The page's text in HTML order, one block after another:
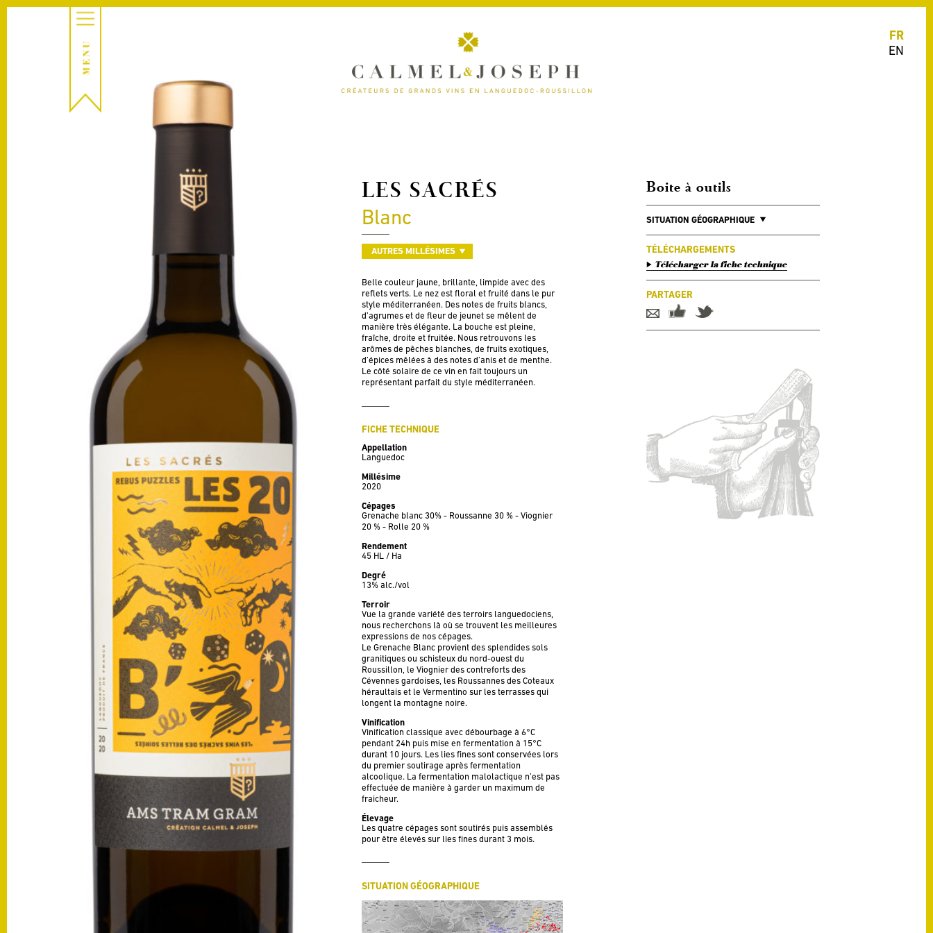
FR
EN
LES SACRÉS
Blanc
AUTRES MILLÉSIMES
Belle couleur jaune, brillante, limpide avec des
reflets verts. Le nez est floral et fruité dans le pur
style méditerranéen. Des notes de fruits blancs,
d’agrumes et de fleur de jeunet se mêlent de
manière très élégante. La bouche est pleine,
fraîche, droite et fruitée. Nous retrouvons les
arômes de pêches blanches, de fruits exotiques,
d’épices mêlées à des notes d’anis et de menthe.
Le côté solaire de ce vin en fait toujours un
représentant parfait du style méditerranéen.
FICHE TECHNIQUE
Appellation
Languedoc
Millésime
2020
Cépages
Grenache blanc 30% - Roussanne 30 % - Viognier
20 % - Rolle 20 %
Rendement
45 HL / Ha
Degré
13% alc./vol
Terroir
Vue la grande variété des terroirs languedociens,
nous recherchons là où se trouvent les meilleures
expressions de nos cépages.
Le Grenache Blanc provient des splendides sols
granitiques ou schisteux du nord-ouest du
Roussillon, le Viognier des contreforts des
Cévennes gardoises, les Roussannes des Coteaux
héraultais et le Vermentino sur les terrasses qui
longent la montagne noire.
Vinification
Vinification classique avec débourbage à 6°C
pendant 24h puis mise en fermentation à 15°C
durant 10 jours. Les lies fines sont conservées lors
du premier soutirage après fermentation
alcoolique. La fermentation malolactique n’est pas
effectuée de manière à garder un maximum de
fraicheur.
Élevage
Les quatre cépages sont soutirés puis assemblés
pour être élevés sur lies fines durant 3 mois.
SITUATION GÉOGRAPHIQUE
Boite à outils
SITUATION GÉOGRAPHIQUE
TÉLÉCHARGEMENTS
Télécharger la fiche technique
PARTAGER